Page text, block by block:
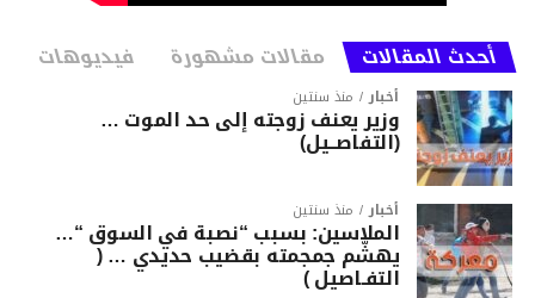
أحدث المقالات مقالات مشهورة فيديوهات
أخبار منذ سنتين
وزير يعنف زوجته إلى حد الموت …
(التفاصــيل)
أخبار منذ سنتين
الملاسين: بسبب “نصبة في السوق “…
يهشّم جمجمته بقضيب حديدي … (
التفـاصيل )